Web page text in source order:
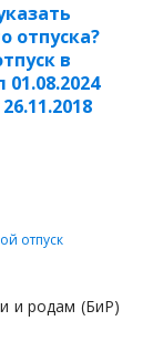
отпуска?
в
отпуск
и родам (БиР)